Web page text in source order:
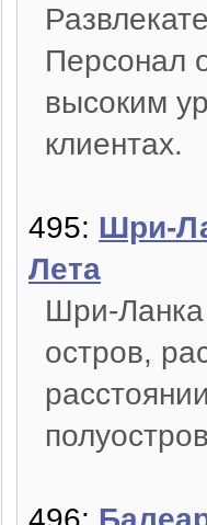
Персонал
высоким
клиентах.
495: Шри-
Лета
Шри-Ланка
остров,